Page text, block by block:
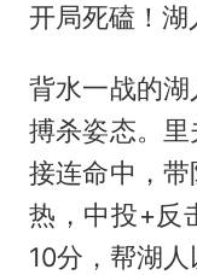
开局死磕！湖
背水一战的
搏杀姿态。
接连命中，
热，中投+反
10分，帮湖人